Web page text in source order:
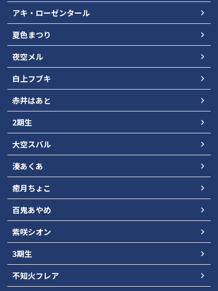
アキ・ローゼンタール
夏色まつり
夜空メル
白上フブキ
赤井はあと
2期生
大空スバル
湊あくあ
癒月ちょこ
百鬼あやめ
紫咲シオン
3期生
不知火フレア